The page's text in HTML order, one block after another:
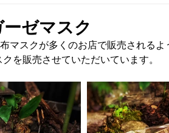
ゼマスク
マスクが多くのお店で販売される
を販売させていただいています。